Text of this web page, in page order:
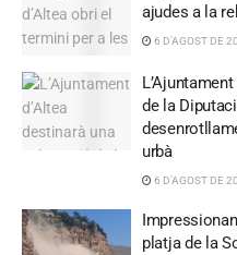
ajudes a la
6 D'AGOST DE
de la
urbà
6 D'AGOST DE
platja de la